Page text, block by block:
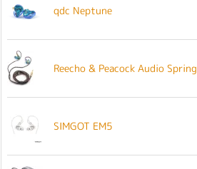
qdc Neptune
Reecho & Peacock Audio Spring
SIMGOT EM5